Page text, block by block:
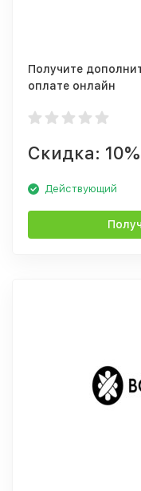
Получите
оплате онлайн
Скидка: 10%
Действующий